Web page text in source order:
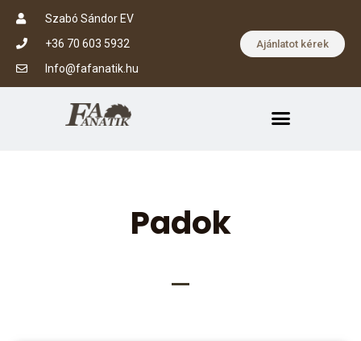
Szabó Sándor EV
+36 70 603 5932
Info@fafanatik.hu
Ajánlatot kérek
Padok